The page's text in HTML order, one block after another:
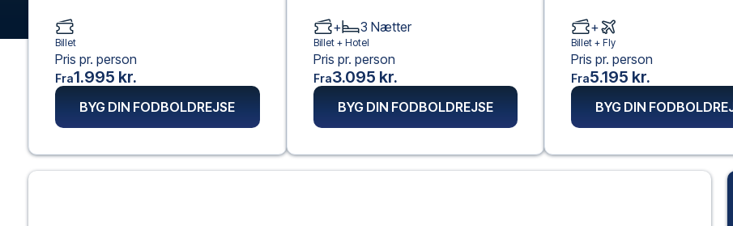
Billet
Pris pr. person
Fra1.995 kr.
BYG DIN FODBOLDREJSE
+ 3 Nætter
Billet + Hotel
Pris pr. person
Fra3.095 kr.
BYG DIN FODBOLDREJSE
+
Billet + Fly
Pris pr. person
Fra5.195 kr.
BYG DIN